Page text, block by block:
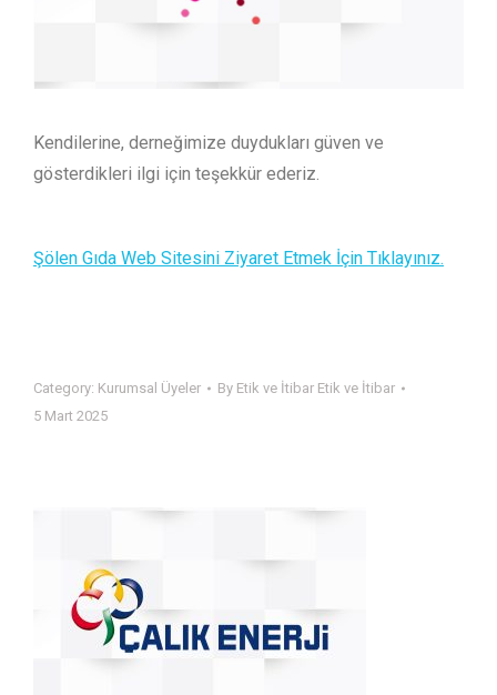
Kendilerine, derneğimize duydukları güven ve
gösterdikleri ilgi için teşekkür ederiz.
Şölen Gıda Web Sitesini Ziyaret Etmek İçin Tıklayınız.
Category: Kurumsal Üyeler By Etik ve İtibar Etik ve İtibar
5 Mart 2025